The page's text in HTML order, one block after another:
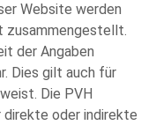
Website werden
zusammengestellt.
der Angaben
Dies gilt auch für
Die PVH
direkte oder indirekte